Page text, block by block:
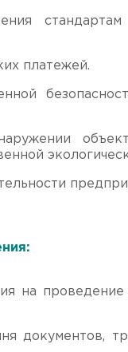
стандартам
платежей.
на проведение
документов,